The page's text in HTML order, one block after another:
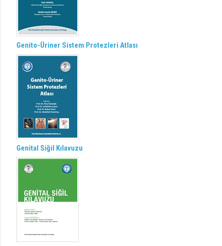
Genito-Üriner Sistem Protezleri Atlası
Genital Siğil Kılavuzu